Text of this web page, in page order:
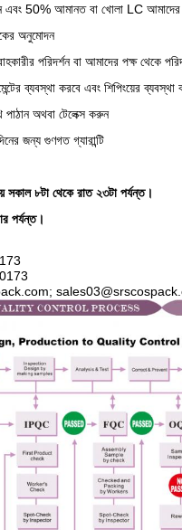
এবং 50% আমানত বা খোলা LC
অনুমোদন
পরিদর্শন বা আমাদের পক্ষ থেকে
ব্যবস্থা করবে এবং শিপিংয়ের ব্যবস্থা
পাঠান অথবা টেলেক্স করুন
জন্য গুণগত গ্যারান্টি
সকাল ৮টা থেকে রাত ২৩টা পর্যন্ত।
পর্যন্ত।